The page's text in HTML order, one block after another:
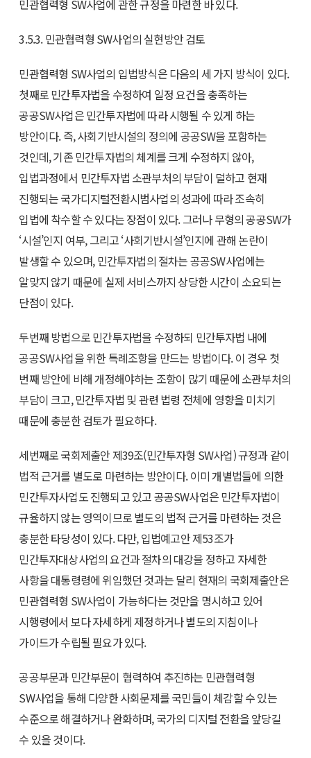
민관협력형 SW사업에 관한 규정을 마련한 바 있다.
3.5.3. 민관협력형 SW사업의 실현방안 검토
민관협력형 SW사업의 입법방식은 다음의 세 가지 방식이 있다.
첫째로 민간투자법을 수정하여 일정 요건을 충족하는
공공SW사업은 민간투자법에 따라 시행될 수 있게 하는
방안이다. 즉, 사회기반시설의 정의에 공공SW을 포함하는
것인데, 기존 민간투자법의 체계를 크게 수정하지 않아,
입법과정에서 민간투자법 소관부처의 부담이 덜하고 현재
진행되는 국가디지털전환시범사업의 성과에 따라 조속히
입법에 착수할 수 있다는 장점이 있다. 그러나 무형의 공공SW가
‘시설’인지 여부, 그리고 ‘사회기반시설’인지에 관해 논란이
발생할 수 있으며, 민간투자법의 절차는 공공SW사업에는
알맞지 않기 때문에 실제 서비스까지 상당한 시간이 소요되는
단점이 있다.
두번째 방법으로 민간투자법을 수정하되 민간투자법 내에
공공SW사업을 위한 특례조항을 만드는 방법이다. 이 경우 첫
번째 방안에 비해 개정해야하는 조항이 많기 때문에 소관부처의
부담이 크고, 민간투자법 및 관련 법령 전체에 영향을 미치기
때문에 충분한 검토가 필요하다.
세번째로 국회제출안 제39조(민간투자형 SW사업) 규정과 같이
법적 근거를 별도로 마련하는 방안이다. 이미 개별법들에 의한
민간투자사업도 진행되고 있고 공공SW사업은 민간투자법이
규율하지 않는 영역이므로 별도의 법적 근거를 마련하는 것은
충분한 타당성이 있다. 다만, 입법예고안 제53조가
민간투자대상사업의 요건과 절차의 대강을 정하고 자세한
사항을 대통령령에 위임했던 것과는 달리 현재의 국회제출안은
민관협력형 SW사업이 가능하다는 것만을 명시하고 있어
시행령에서 보다 자세하게 제정하거나 별도의 지침이나
가이드가 수립될 필요가 있다.
공공부문과 민간부문이 협력하여 추진하는 민관협력형
SW사업을 통해 다양한 사회문제를 국민들이 체감할 수 있는
수준으로 해결하거나 완화하며, 국가의 디지털 전환을 앞당길
수 있을 것이다.